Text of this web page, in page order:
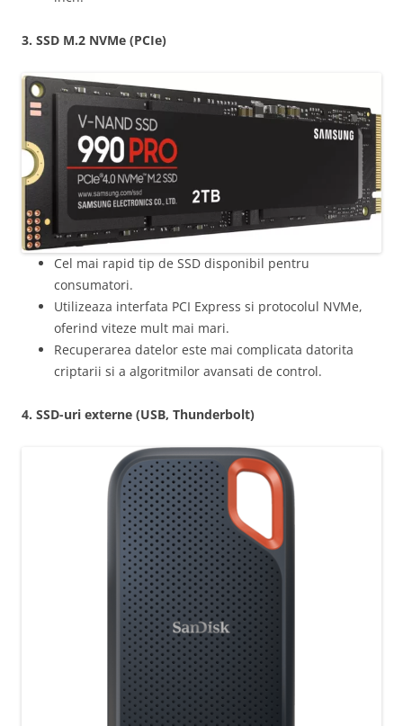
3. SSD M.2 NVMe (PCIe)
Cel mai rapid tip de SSD disponibil pentru
consumatori.
Utilizeaza interfata PCI Express si protocolul NVMe,
oferind viteze mult mai mari.
Recuperarea datelor este mai complicata datorita
criptarii si a algoritmilor avansati de control.
4. SSD-uri externe (USB, Thunderbolt)